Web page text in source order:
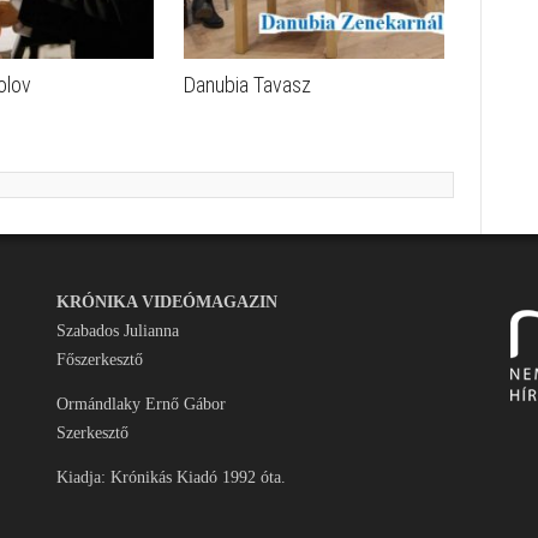
Danubia Tavasz
KRÓNIKA VIDEÓMAGAZIN
Szabados Julianna
Főszerkesztő
Ormándlaky Ernő Gábor
Szerkesztő
Kiadja: Krónikás Kiadó 1992 óta.